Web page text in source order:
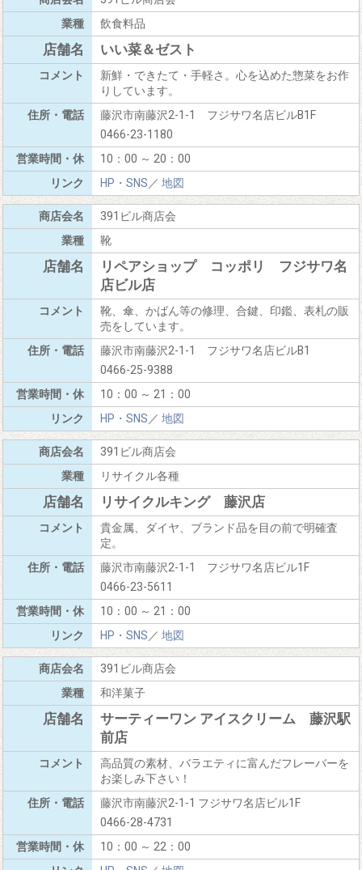
飲食料品
いい菜＆ゼスト
新鮮・できたて・手軽さ。心を込めた惣菜をお作
りしています。
藤沢市南藤沢2-1-1 フジサワ名店ビルB1F
0466-23-1180
10：00 ～ 20：00
HP・SNS／ 地図
391ビル商店会
靴
リペアショップ コッポリ フジサワ名
店ビル店
靴、傘、かばん等の修理、合鍵、印鑑、表札の販
売をしています。
藤沢市南藤沢2-1-1 フジサワ名店ビルB1
0466-25-9388
10：00 ～ 21：00
HP・SNS／ 地図
391ビル商店会
リサイクル各種
リサイクルキング 藤沢店
貴金属、ダイヤ、ブランド品を目の前で明確査
定。
藤沢市南藤沢2-1-1 フジサワ名店ビル1F
0466-23-5611
10：00 ～ 21：00
HP・SNS／ 地図
391ビル商店会
和洋菓子
サーティーワン アイスクリーム 藤沢駅
前店
高品質の素材、バラエティに富んだフレーバーを
お楽しみ下さい！
藤沢市南藤沢2-1-1 フジサワ名店ビル1F
0466-28-4731
10：00 ～ 22：00